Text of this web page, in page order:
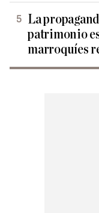
La
patrimonio
marroquíes